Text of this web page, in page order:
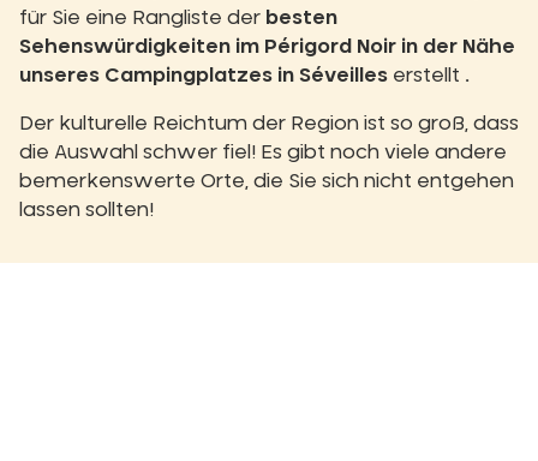
für Sie eine Rangliste der besten
Sehenswürdigkeiten im Périgord Noir in der Nähe
unseres Campingplatzes in Séveilles erstellt .
Der kulturelle Reichtum der Region ist so groß, dass
die Auswahl schwer fiel! Es gibt noch viele andere
bemerkenswerte Orte, die Sie sich nicht entgehen
lassen sollten!